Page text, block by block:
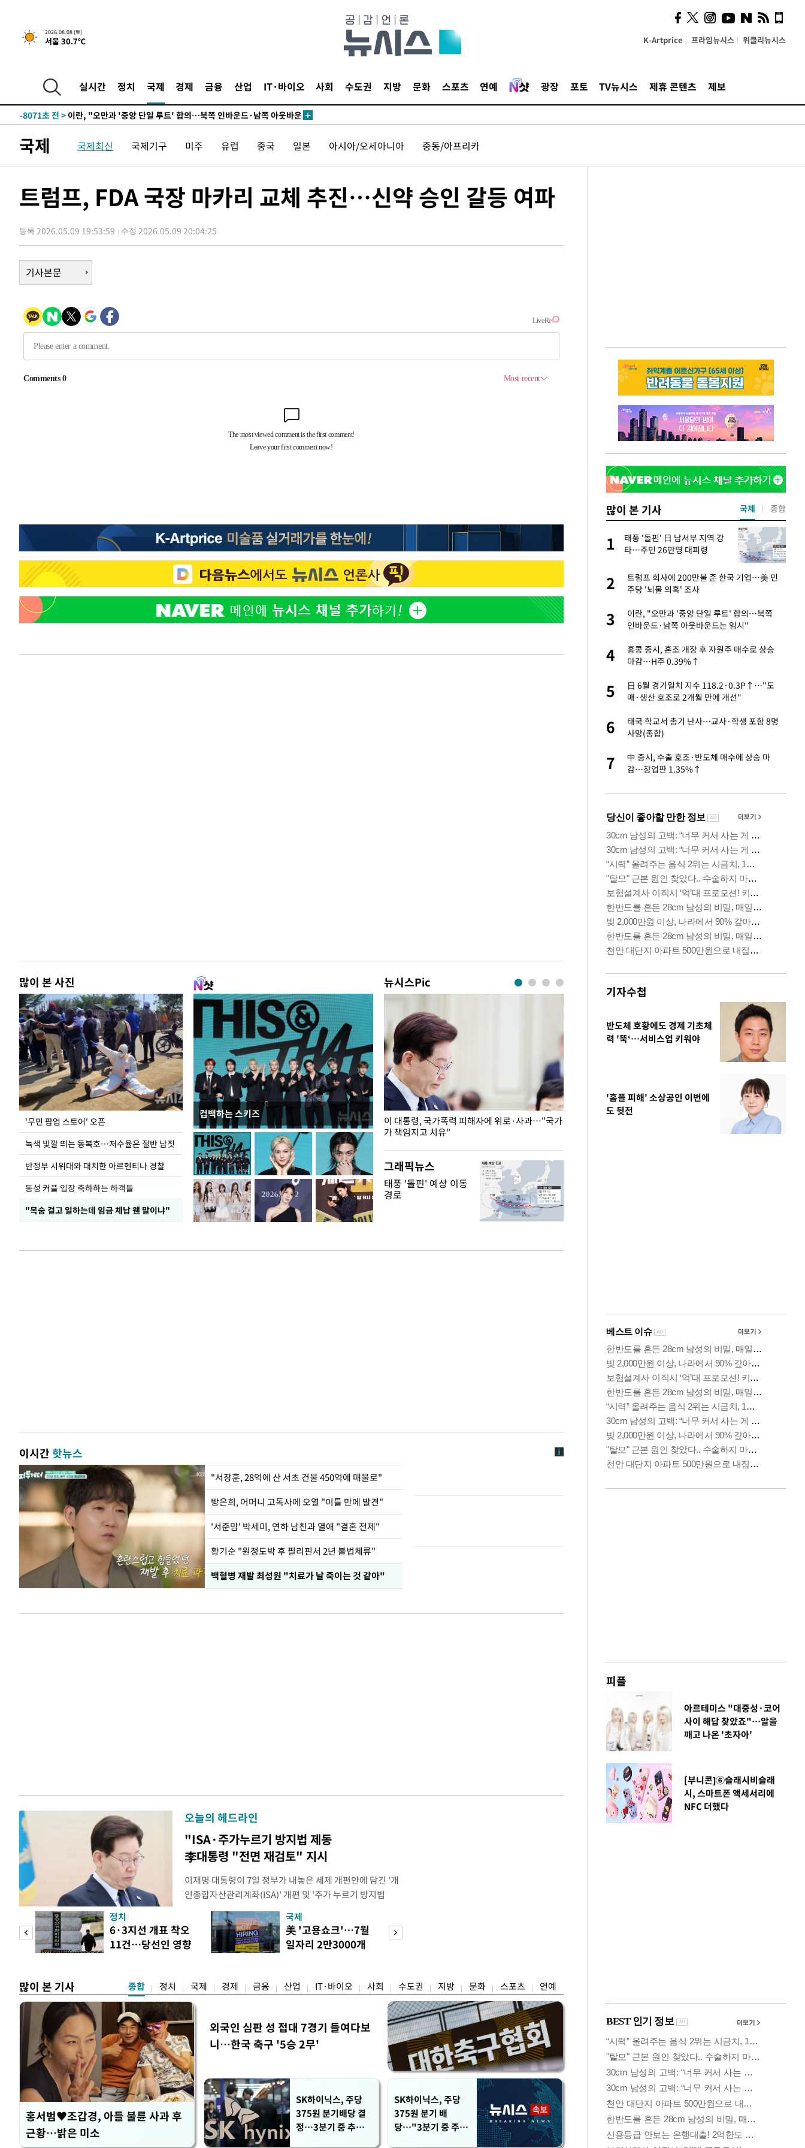
2026.08.08 (토)
서울 30.7℃ K-Artprice 프라임뉴시스 위클리뉴시스
실시간 정치 국제 경제 금융 산업 IT·바이오 사회 수도권 지방 문화 스포츠 연예 광장 포토 TV뉴시스 제휴 콘텐츠 제보
3시간 전 >[속보]규제합리화위원회 부위원장에 김태유 서울대 공대 교수…이병태
후임
-16536초 전 >이강인, 폭염 속 AT마드리드 첫 훈련…80명 식사 대접까지(종합)
하향수정 (2보)
-13123초 전 >
[속보] 미 사업체, 일자리 7월에 2.3만 개 줄어…실업률은 4.1%로
-8986초 전 >
실천"
-8071초 전 > 이란, "오만과 '중앙 단일 루트' 합의…북쪽 인바운드·남쪽 아웃바운
6분 전 > [속보]이 대통령, '호우피해' 안동·의성 관할 4개 면 특별재난지역 선포
7분 전 >[단독]중수청 지원 검사들, 정원 초과 시 낮은 계급 임용…희망지 못 갈 수
1시간 전 >SK하이닉스, 용인·청주 팹에 54조 투자…"AI 메모리 수요 선제 대응"
2시간 전 >외국인 심판 성 접대 7경기 들여다보니…한국 축구 '5승 2무'
2시간 전 >[속보]코스닥, 2.86포인트(0.36%) 내린 798.81마감
2시간 전 >[속보]코스피, 6200선 약보합…0.60% 내린 6258.77에 마쳐
2시간 전 >[속보]원·달러 환율, 7.7원 내린 1416.1원 마감
3시간 전 > [속보]종합특검, '계엄 수용공간 확보' 신용해 前교정본부장 기소
3시간 전 >외신들도 주목한 韓축구 파문…"국민적 공분에 수사 재개"
3시간 전 >11시간 압수수색에 성접대 파문까지…'쑥대밭' 된 축구협회
후임
-16536초 전 >
[속보] 미 사업체, 일자리 7월에 2.3만 개 줄어…실업률은 4.1%로
[속보]이 대통령 "부동산 공급 기존 사고방식 매달리지 말고 과감히
이란, "오만과 '중앙 단일 루트' 합의…북쪽 인바운드·남쪽 아웃바운
1시간 전 >
SK하이닉스, 용인·청주 팹에 54조 투자…"AI 메모리 수요 선제 대응"
2시간 전 >여자배구 이재영·이다영 자매, 아제르바이잔 투란VC 입단
2시간 전 >외국인 심판 성 접대 7경기 들여다보니…한국 축구 '5승 2무'
2시간 전 >[속보]코스닥, 2.86포인트(0.36%) 내린 798.81마감
2시간 전 > [속보]코스피, 6200선 약보합…0.60% 내린 6258.77에 마쳐
2시간 전 >
[속보]원·달러 환율, 7.7원 내린 1416.1원 마감
3시간 전 >[속보]종합특검, '계엄 수용공간 확보' 신용해 前교정본부장 기소
국제 국제최신 국제기구 미주 유럽 중국 일본 아시아/오세아니아 중동/아프리카
트럼프, FDA 국장 마카리 교체 추진…신약 승인 갈등 여파
등록 2026.05.09 19:53:59 수정 2026.05.09 20:04:25
기사본문
많이 본 사진
'무민 팝업 스토어' 오픈
녹색 빛깔 띄는 동복호…저수율은 절반 남짓
반정부 시위대와 대치한 아르헨티나 경찰
동성 커플 입장 축하하는 하객들
"목숨 걸고 일하는데 임금 체납 웬 말이냐"
컴백하는 스키즈
뉴시스Pic
지석천 뒤덮은 개구리밥
이 대통령, 국가폭력 피해자에 위로·사과…"국가
가 책임지고 치유"
오세훈 서울시
환경 점검
그래픽뉴스
태풍 '돌핀' 예상 이동
경로
이시간핫뉴스
"서장훈, 28억에 산 서초 건물 450억에 매물로"
방은희, 어머니 고독사에 오열 "이틀 만에 발견"
'서준맘' 박세미, 연하 남친과 열애 "결혼 전제"
황기순 "원정도박 후 필리핀서 2년 불법체류"
백혈병 재발 최성원 "치료가 날 죽이는 것 같아"
오늘의 헤드라인
"ISA·주가누르기 방지법 제동
李대통령 "전면 재검토" 지시
이재명 대통령이 7일 정부가 내놓은 세제 개편안에 담긴 '개
인종합자산관리계좌(ISA)' 개편 및 '주가 누르기 방지법
안'을 전면 재검토 할 것을 지시했다. 이 대통령은 이날 참모
들과의 상황 점검 회의에서 ISA 개편 방안 및 주가 누르기 방
지법안을 둘러싼 투자자들의 반발 등에 대한 내용을 보고 받
았다. 이 자리에서 이 대통령은 ISA 개편안과
정치
6·3지선 개표 착오
11건…당선인 영향
국제
美 '고용쇼크'…7월
일자리 2만3000개
많이 본 기사 종합 정치 국제 경제 금융 산업 IT·바이오 사회 수도권 지방 문화 스포츠 연예
홍서범♥조갑경, 아들 불륜 사과 후
근황…밝은 미소
외국인 심판 성 접대 7경기 들여다보
니…한국 축구 '5승 2무'
SK하이닉스, 주당
375원 분기배당 결
정…3분기 중 추가
SK하이닉스, 주당
375원 분기 배
당…"3분기 중 주주
많이 본 기사
홍서범♥조갑경, 아들 불륜 사
과 후 근황…밝은 미소
2
국 축구 '5승 2무'
3
SK하이닉스, 주당 375원 분기배당 결정…3
분기 중 추가 주주환원 발표
4
1
태풍 '돌핀' 日 남서부 지역 강
타…주민 26만명 대피령
2
트럼프 회사에 200만불 준 한국 기업…美 민
주당 '뇌물 의혹' 조사
3
이란, "오만과 '중앙 단일 루트' 합의…북쪽
인바운드·남쪽 아웃바운드는 임시"
4
홍콩 증시, 혼조 개장 후 자원주 매수로 상승
마감…H주 0.39%↑
5
日 6월 경기일치 지수 118.2·0.3P↑…"도
매·생산 호조로 2개월 만에 개선"
6
태국 학교서 총기 난사…교사·학생 포함 8명
사망(종합)
7
中 증시, 수출 호조·반도체 매수에 상승 마
감…창업판 1.35%↑
국제 종합
기자수첩
반도체 호황에도 경제 기초체
력 '뚝‘…서비스업 키워야
'홈플 피해' 소상공인 이번에
도 뒷전
피플
아르테미스 "대중성·코어
사이 해답 찾았죠"…알을
깨고 나온 '초자아'
[부니콘]⑥슬래시비슬래
시, 스마트폰 액세서리에
NFC 더했다